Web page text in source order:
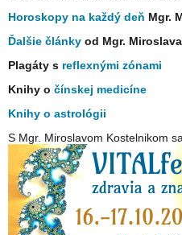
Horoskopy na každý deň Mgr.
Ďalšie články od Mgr.
Plagáty s reflexnými zónami
Knihy o čínskej medicíne
Knihy o astrológii
S Mgr. Miroslavom Kostelnikom